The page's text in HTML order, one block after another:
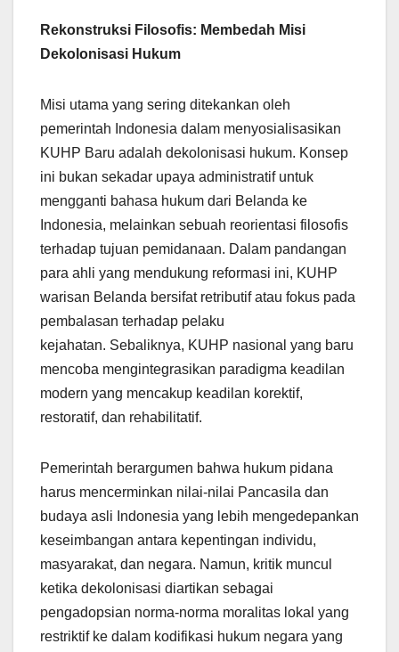
Rekonstruksi Filosofis: Membedah Misi
Dekolonisasi Hukum
Misi utama yang sering ditekankan oleh
pemerintah Indonesia dalam menyosialisasikan
KUHP Baru adalah dekolonisasi hukum. Konsep
ini bukan sekadar upaya administratif untuk
mengganti bahasa hukum dari Belanda ke
Indonesia, melainkan sebuah reorientasi filosofis
terhadap tujuan pemidanaan. Dalam pandangan
para ahli yang mendukung reformasi ini, KUHP
warisan Belanda bersifat retributif atau fokus pada
pembalasan terhadap pelaku
kejahatan. Sebaliknya, KUHP nasional yang baru
mencoba mengintegrasikan paradigma keadilan
modern yang mencakup keadilan korektif,
restoratif, dan rehabilitatif.
Pemerintah berargumen bahwa hukum pidana
harus mencerminkan nilai-nilai Pancasila dan
budaya asli Indonesia yang lebih mengedepankan
keseimbangan antara kepentingan individu,
masyarakat, dan negara. Namun, kritik muncul
ketika dekolonisasi diartikan sebagai
pengadopsian norma-norma moralitas lokal yang
restriktif ke dalam kodifikasi hukum negara yang